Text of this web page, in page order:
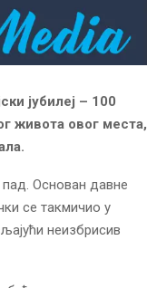
јубилеј – 100
живота овог места,
Основан давне
се такмичио у
неизбрисив